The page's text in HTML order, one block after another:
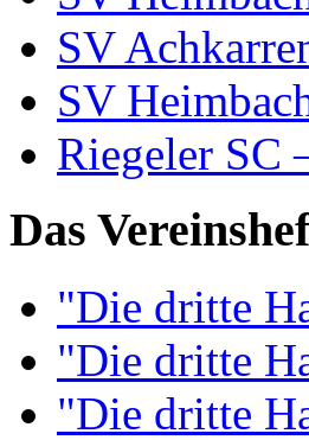
SV
SV
Riegeler SC
Das
"Die dritte
"Die dritte
"Die dritte